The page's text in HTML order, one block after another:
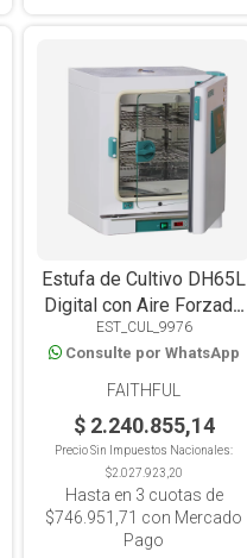
Estufa de Cultivo DH65L
Digital con Aire Forzado
de precision 65L
EST_CUL_9976
Consulte por WhatsApp
FAITHFUL
$ 2.240.855,14
Precio Sin Impuestos Nacionales:
$2.027.923,20
Hasta en 3 cuotas de
$746.951,71 con Mercado
Pago